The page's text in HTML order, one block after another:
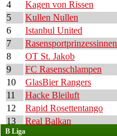
4
Kagen von Rissen
5
Kullen Nullen
6
Istanbul United
7
Rasensportprinzessinnen
8
OT St. Jakob
9
FC Rasenschlampen
10
GlasBier Rangers
11
Hacke Bleiluft
12
Rapid Rosettentango
13
Real Balkan
B Liga